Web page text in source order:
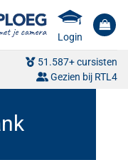
Login
51.587+ cursisten
Gezien bij RTL4